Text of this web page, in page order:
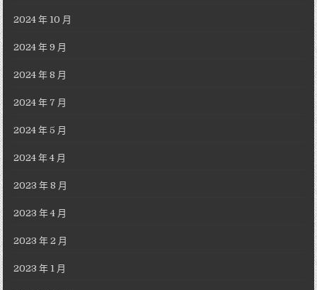
2024 年 10 月
2024 年 9 月
2024 年 8 月
2024 年 7 月
2024 年 5 月
2024 年 4 月
2023 年 8 月
2023 年 4 月
2023 年 2 月
2023 年 1 月